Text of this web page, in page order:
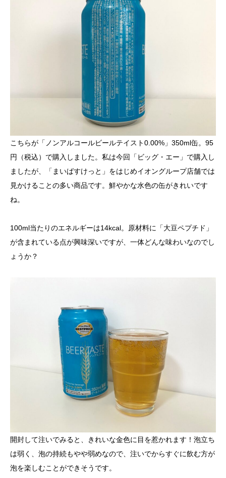
こちらが「ノンアルコールビールテイスト0.00%」350ml缶。95
円（税込）で購入しました。私は今回「ビッグ・エー」で購入し
ましたが、「まいばすけっと」をはじめイオングループ店舗では
見かけることの多い商品です。鮮やかな水色の缶がきれいです
ね。
100ml当たりのエネルギーは14kcal。原材料に「大豆ペプチド」
が含まれている点が興味深いですが、一体どんな味わいなのでし
ょうか？
開封して注いでみると、きれいな金色に目を惹かれます！泡立ち
は弱く、泡の持続もやや弱めなので、注いでからすぐに飲む方が
泡を楽しむことができそうです。